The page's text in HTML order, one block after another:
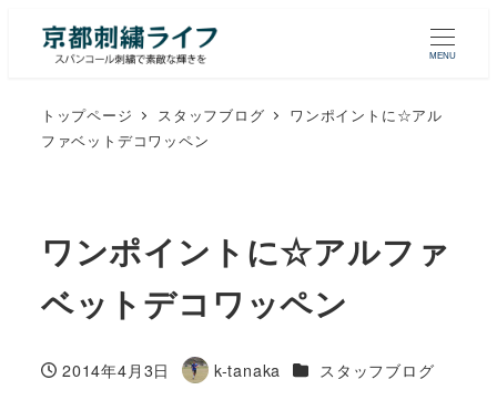
MENU
トップページ スタッフブログ
ワンポイントに☆アル
ファベットデコワッペン
ワンポイントに☆アルファ
ベットデコワッペン
投稿日
2014年4月3日
著
k-tanaka カテゴリー
スタッフブログ